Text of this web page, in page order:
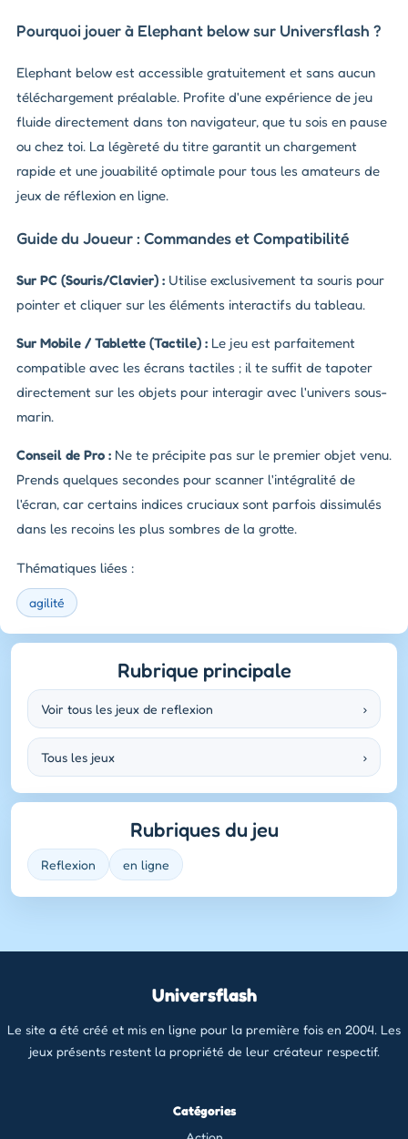
Pourquoi jouer à Elephant below sur Universflash ?
Elephant below est accessible gratuitement et sans aucun
téléchargement préalable. Profite d'une expérience de jeu
fluide directement dans ton navigateur, que tu sois en pause
ou chez toi. La légèreté du titre garantit un chargement
rapide et une jouabilité optimale pour tous les amateurs de
jeux de réflexion en ligne.
Guide du Joueur : Commandes et Compatibilité
Sur PC (Souris/Clavier) : Utilise exclusivement ta souris pour
pointer et cliquer sur les éléments interactifs du tableau.
Sur Mobile / Tablette (Tactile) : Le jeu est parfaitement
compatible avec les écrans tactiles ; il te suffit de tapoter
directement sur les objets pour interagir avec l'univers sous-
marin.
Conseil de Pro : Ne te précipite pas sur le premier objet venu.
Prends quelques secondes pour scanner l'intégralité de
l'écran, car certains indices cruciaux sont parfois dissimulés
dans les recoins les plus sombres de la grotte.
Thématiques liées :
agilité
Rubrique principale
Voir tous les jeux de reflexion ›
Tous les jeux ›
Rubriques du jeu
Reflexion en ligne
Universflash
Le site a été créé et mis en ligne pour la première fois en 2004. Les
jeux présents restent la propriété de leur créateur respectif.
Catégories